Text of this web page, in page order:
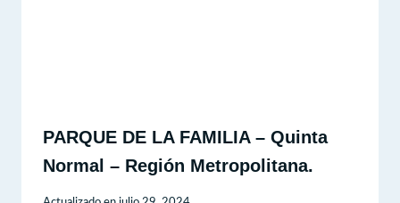
PARQUE DE LA FAMILIA – Quinta
Normal – Región Metropolitana.